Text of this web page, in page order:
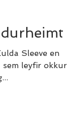
Sleeve en
sem leyfir okkur